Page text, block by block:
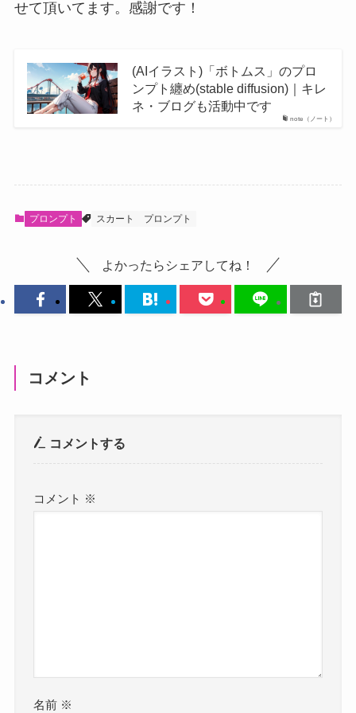
せて頂いてます。感謝です！
note（ノート）
(AIイラスト)「ボトムス」のプロ
ンプト纏め(stable diffusion)｜キレ
ネ・ブログも活動中です
プロンプト スカート プロンプト
よかったらシェアしてね！
コメント
コメントする
コメント ※
名前 ※